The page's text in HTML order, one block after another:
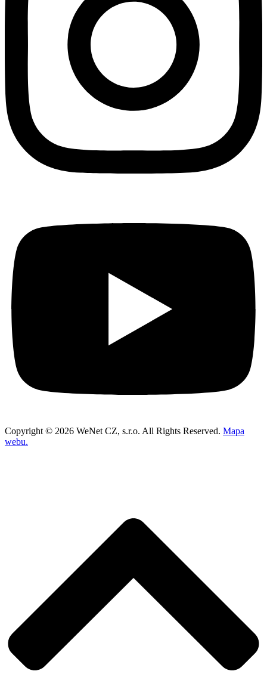
Copyright © 2026 WeNet CZ, s.r.o. All Rights Reserved. Mapa
webu.